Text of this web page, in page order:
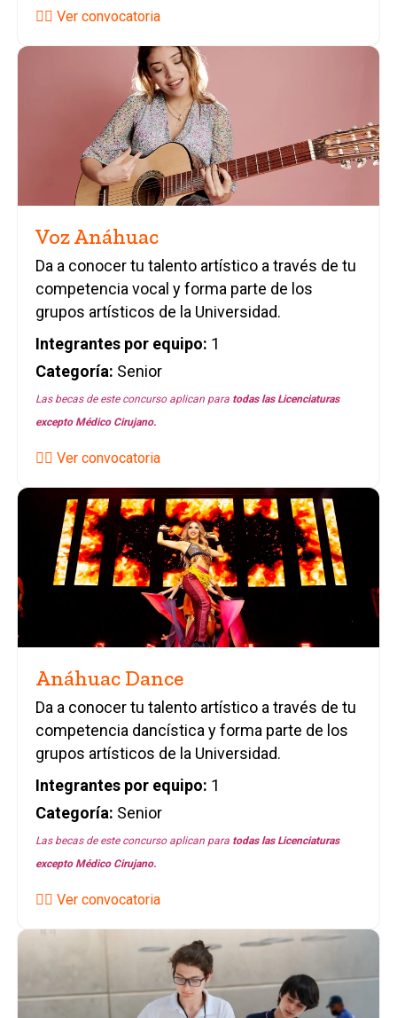
👉🏼 Ver convocatoria
Voz Anáhuac
Da a conocer tu talento artístico a través de tu
competencia vocal y forma parte de los
grupos artísticos de la Universidad.
Integrantes por equipo: 1
Categoría: Senior
Las becas de este concurso aplican para todas lasLicenciaturas
excepto Médico Cirujano.
👉🏼 Ver convocatoria
Anáhuac Dance
Da a conocer tu talento artístico a través de tu
competencia dancística y forma parte de los
grupos artísticos de la Universidad.
Integrantes por equipo: 1
Categoría: Senior
Las becas de este concurso aplican para todas lasLicenciaturas
excepto Médico Cirujano.
👉🏼 Ver convocatoria